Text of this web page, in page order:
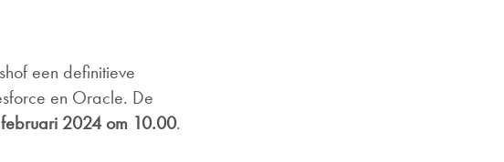
een definitieve
en Oracle. De
2024 om 10.00.